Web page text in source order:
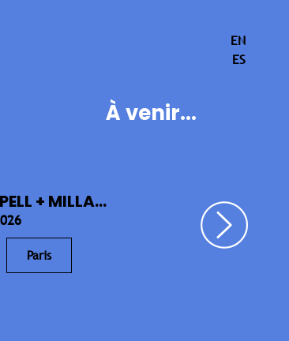
EN
ES
À venir...
+ MILLA...
Paris